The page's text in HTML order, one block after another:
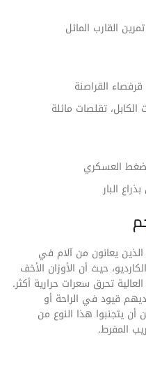
القارب المائل
قرفصاء القراصنة
تقلصات مائلة
العسكري
البار
يعانون من آلام في
حيث أن الأوزان الأخف
تحرق سعرات حرارية أكثر.
قيود في الراحة أو
أن يتجنبوا هذا النوع من
المفرط.